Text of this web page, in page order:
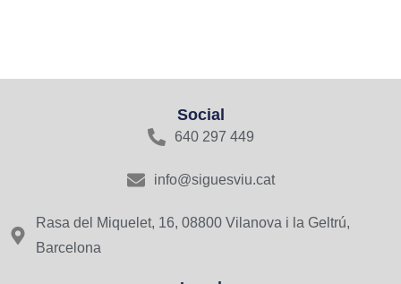
Social
640 297 449
info@siguesviu.cat
Rasa del Miquelet, 16, 08800 Vilanova i la Geltrú,
Barcelona